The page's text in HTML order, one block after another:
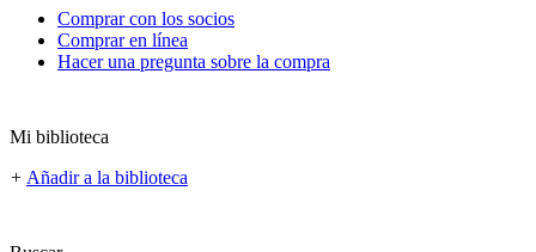
Comprar con los socios
Comprar en línea
Hacer una pregunta sobre la compra
Mi biblioteca
+ Añadir a la biblioteca